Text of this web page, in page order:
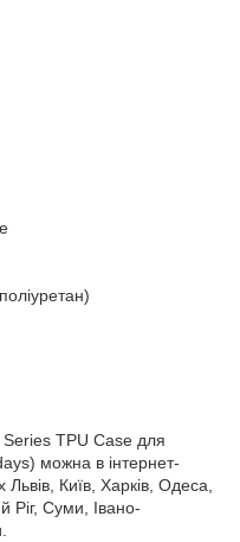
поліуретан)
TPU Case для
можна в інтернет-
Київ, Харків, Одеса,
Ріг, Суми, Івано-